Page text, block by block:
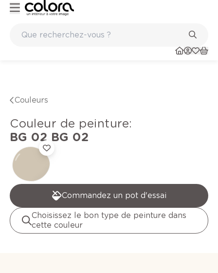
Couleurs
Couleur de peinture:
BG 02 BG 02
Commandez un pot d'essai
Choisissez le bon type de peinture dans
cette couleur